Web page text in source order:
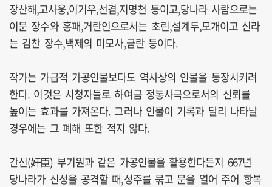
장산해,고사웅,이기우,선겸,지명천 등이고,당나라 사람으로는
이문 장수와 홍패,거란인으로서는 초린,설계두,모개이고 신라
는 김찬 장수,백제의 미모사,금란 등이다.
작가는 가급적 가공인물보다도 역사상의 인물을 등장시키려
한다. 이것은 시청자들로 하여금 정통사극으로서의 신뢰를
높이는 효과를 가져온다. 그러나 인물이 기록과 달리 나타날
경우에는 그 폐해 또한 적지 않다.
간신(奸臣) 부기원과 같은 가공인물을 활용한다든지 667년
당나라가 신성을 공격할 때,성주를 묶고 문을 열어 주어 항복